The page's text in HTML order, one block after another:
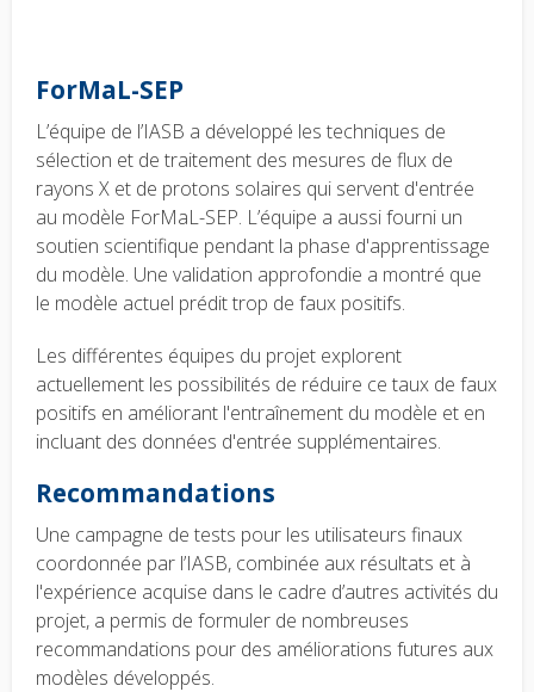
ForMaL-SEP
L’équipe de l’IASB a développé les techniques de
sélection et de traitement des mesures de flux de
rayons X et de protons solaires qui servent d'entrée
au modèle ForMaL-SEP. L’équipe a aussi fourni un
soutien scientifique pendant la phase d'apprentissage
du modèle. Une validation approfondie a montré que
le modèle actuel prédit trop de faux positifs.
Les différentes équipes du projet explorent
actuellement les possibilités de réduire ce taux de faux
positifs en améliorant l'entraînement du modèle et en
incluant des données d'entrée supplémentaires.
Recommandations
Une campagne de tests pour les utilisateurs finaux
coordonnée par l’IASB, combinée aux résultats et à
l'expérience acquise dans le cadre d’autres activités du
projet, a permis de formuler de nombreuses
recommandations pour des améliorations futures aux
modèles développés.